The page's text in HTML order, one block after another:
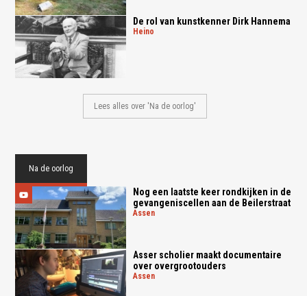
De rol van kunstkenner Dirk Hannema
heino
Lees alles over 'Na de oorlog'
Na de oorlog
Nog een laatste keer rondkijken in de
gevangeniscellen aan de Beilerstraat
assen
Asser scholier maakt documentaire
over overgrootouders
assen